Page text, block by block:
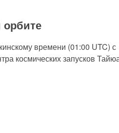
орбите
времени (01:00 UTC) с
космических запусков